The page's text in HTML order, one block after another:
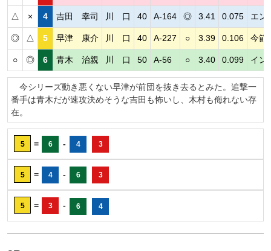
△ × 4 吉田 幸司 川 口 40 A-164 ◎ 3.41 0.075 エン
◎ △ 5 早津 康介 川 口 40 A-227 ○ 3.39 0.106 今節
○ ◎ 6 青木 治親 川 口 50 A-56 ○ 3.40 0.099 イン
今シリーズ動き悪くない早津が前団を抜き去るとみた。追撃一
番手は青木だが速攻決めそうな吉田も怖いし、木村も侮れない存
在。
5 = 6 - 4 3
5 = 4 - 6 3
5 = 3 - 6 4